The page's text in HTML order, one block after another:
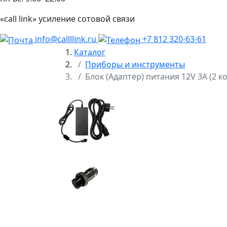
«call link» усиление сотовой связи
info@callllink.ru
+7 812 320-63-61
Каталог
Приборы и инструменты
Блок (Адаптер) питания 12V 3A (2